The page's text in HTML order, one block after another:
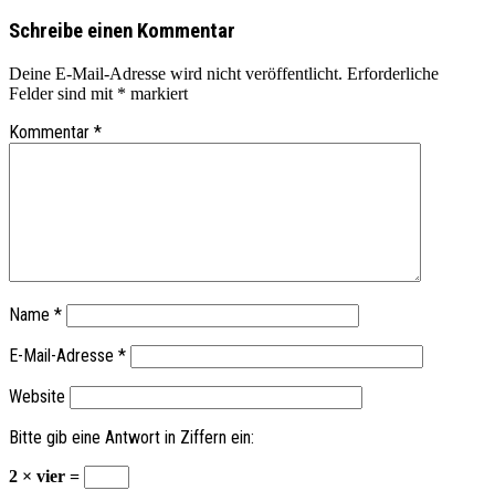
Schreibe einen Kommentar
Deine E-Mail-Adresse wird nicht veröffentlicht. Erforderliche
Felder sind mit * markiert
Kommentar *
Name *
E-Mail-Adresse *
Website
Bitte gib eine Antwort in Ziffern ein:
2 × vier =